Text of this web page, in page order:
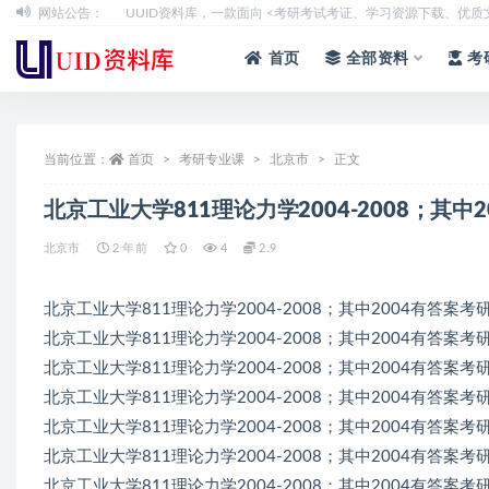
网站公告： UUID资料库，一款面向 <考研考试考证、学习资源下载、优
首页 全部资料 考
当前位置： 首页 考研专业课 北京市 正文
北京工业大学811理论力学2004-2008；其中
北京市 2 年前 0 4 2.9
北京工业大学811理论力学2004-2008；其中2004有答案考
北京工业大学811理论力学2004-2008；其中2004有答案考
北京工业大学811理论力学2004-2008；其中2004有答案考
北京工业大学811理论力学2004-2008；其中2004有答案考
北京工业大学811理论力学2004-2008；其中2004有答案考
北京工业大学811理论力学2004-2008；其中2004有答案考
全部